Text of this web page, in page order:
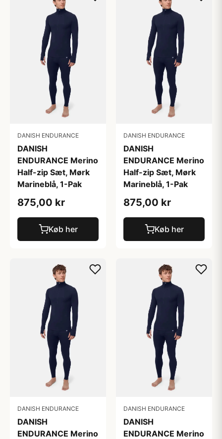
DANISH ENDURANCE
DANISH
ENDURANCE Merino
Half-zip Sæt, Mørk
Marineblå, 1-Pak
875,00 kr
Køb her
DANISH ENDURANCE
DANISH
ENDURANCE Merino
Half-zip Sæt, Mørk
Marineblå, 1-Pak
875,00 kr
Køb her
DANISH ENDURANCE
DANISH
ENDURANCE Merino
DANISH ENDURANCE
DANISH
ENDURANCE Merino